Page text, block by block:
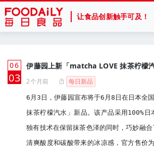
让食品创新触手可及！
06
月
03
伊藤园上新「matcha LOVE 抹茶柠檬
2个月前 每日新品
6月3日，伊藤园宣布将于6月8日在日本全
抹茶柠檬汽水」新品。该产品采用100%日
独有技术在保留抹茶色泽的同时，巧妙融
清爽酸度和碳酸带来的冰凉感，官方售价